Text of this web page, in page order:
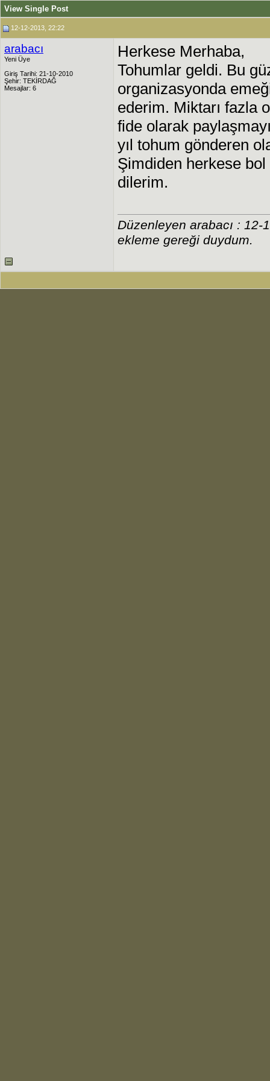
View Single Post
12-12-2013, 22:22
arabacı
Yeni Üye
Giriş Tarihi: 21-10-2010
Şehir: TEKİRDAĞ
Mesajlar: 6
Herkese Merhaba,
Tohumlar geldi. Bu
organizasyonda
ederim. Miktarı fazla
fide olarak
yıl tohum gönderen
Şimdiden herkese
dilerim.
Düzenleyen arabacı :
ekleme gereği duydum.